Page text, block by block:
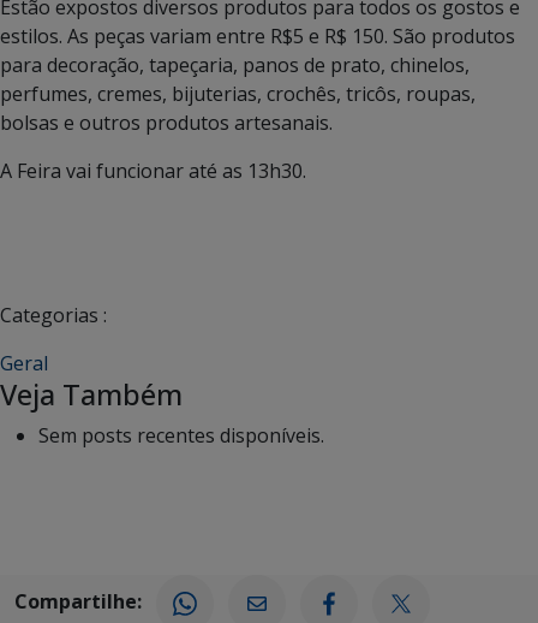
Estão expostos diversos produtos para todos os gostos e
estilos. As peças variam entre R$5 e R$ 150. São produtos
para decoração, tapeçaria, panos de prato, chinelos,
perfumes, cremes, bijuterias, crochês, tricôs, roupas,
bolsas e outros produtos artesanais.
A Feira vai funcionar até as 13h30.
Categorias :
Geral
Veja Também
Sem posts recentes disponíveis.
Compartilhe: